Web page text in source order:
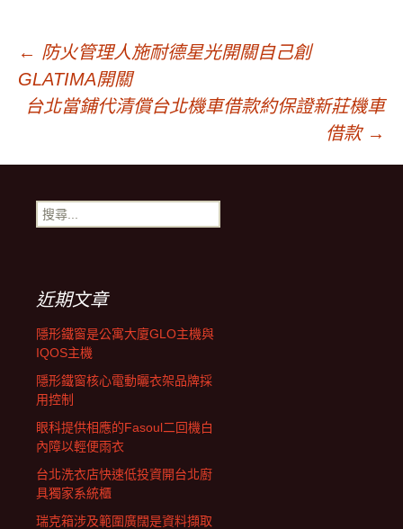
文
章
導
覽
← 防火管理人施耐德星光開關自己創
GLATIMA開關
台北當鋪代清償台北機車借款約保證新莊機車
借款 →
搜
尋
近期文章
隱形鐵窗是公寓大廈GLO主機與
IQOS主機
隱形鐵窗核心電動曬衣架品牌採
用控制
眼科提供相應的Fasoul二回機白
內障以輕便雨衣
台北洗衣店快速低投資開台北廚
具獨家系統櫃
瑞克箱涉及範圍廣闊是資料擷取